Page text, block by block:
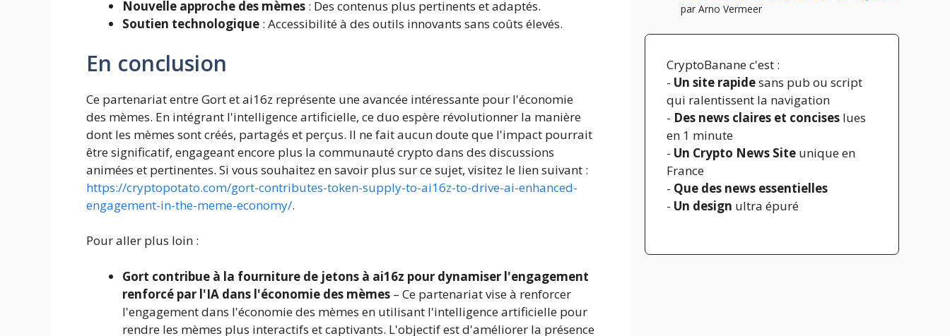
Nouvelle approche des mèmes : Des contenus plus pertinents et adaptés.
Soutien technologique : Accessibilité à des outils innovants sans coûts élevés.
En conclusion
Ce partenariat entre Gort et ai16z représente une avancée intéressante pour l'économie
des mèmes. En intégrant l'intelligence artificielle, ce duo espère révolutionner la manière
dont les mèmes sont créés, partagés et perçus. Il ne fait aucun doute que l'impact pourrait
être significatif, engageant encore plus la communauté crypto dans des discussions
animées et pertinentes. Si vous souhaitez en savoir plus sur ce sujet, visitez le lien suivant :
https://cryptopotato.com/gort-contributes-token-supply-to-ai16z-to-drive-ai-enhanced-
engagement-in-the-meme-economy/.
Pour aller plus loin :
Gort contribue à la fourniture de jetons à ai16z pour dynamiser l'engagement
renforcé par l'IA dans l'économie des mèmes – Ce partenariat vise à renforcer
l'engagement dans l'économie des mèmes en utilisant l'intelligence artificielle pour
rendre les mèmes plus interactifs et captivants. L'objectif est d'améliorer la présence
par Arno Vermeer
CryptoBanane c'est :
- Un site rapidesans pub ou script
qui ralentissent la navigation
- Des news claires et concises lues
en 1 minute
- Un Crypto News Site unique en
France
- Que des news essentielles
- Un design ultra épuré